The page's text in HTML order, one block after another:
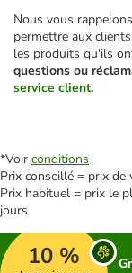
Nous vous
permettre aux
les produits qu'ils
questions ou
service client.
*Voir conditions
Prix conseillé = prix
Prix habituel = prix le
jours
10 %